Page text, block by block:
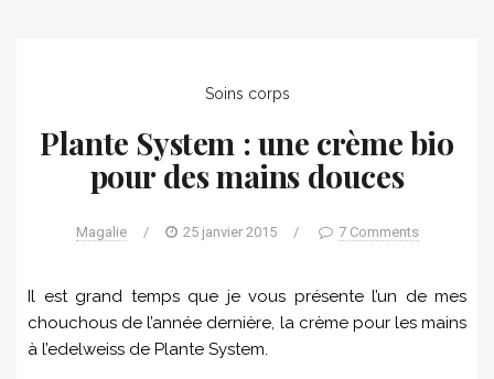
Soins corps
Plante System : une crème bio
pour des mains douces
Magalie / 25 janvier 2015 / 7 Comments
Il est grand temps que je vous présente l’un de mes
chouchous de l’année dernière, la crème pour les mains
à l’edelweiss de Plante System.